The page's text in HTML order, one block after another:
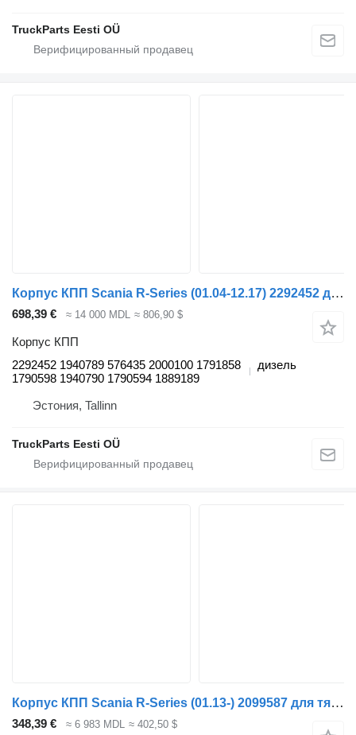
TruckParts Eesti OÜ
Корпус КПП Scania R-Series (01.04-12.17) 2292452 для тягача Scania P,G,R,T-series (2004-2017)
698,39 € ≈ 14 000 MDL ≈ 806,90 $
Корпус КПП
2292452 1940789 576435 2000100 1791858
1790598 1940790 1790594 1889189
дизель
Эстония, Tallinn
TruckParts Eesti OÜ
Корпус КПП Scania R-Series (01.13-) 2099587 для тягача Scania P,G,R,T-series (2004-2017)
348,39 € ≈ 6 983 MDL ≈ 402,50 $